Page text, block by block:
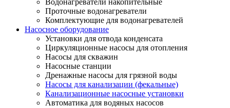
Водонагреватели накопительные
Проточные водонагреватели
Комплектующие для водонагревателей
Насосное оборудование
Установки для отвода конденсата
Циркуляционные насосы для отопления
Насосы для скважин
Насосные станции
Дренажные насосы для грязной воды
Насосы для канализации (фекальные)
Канализационные насосные установки
Автоматика для водяных насосов